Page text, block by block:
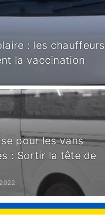
: les chauffeurs
la vaccination
pour les vans
: Sortir la tête de